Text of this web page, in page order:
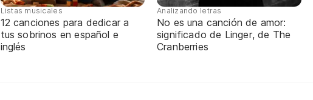
Listas musicales
12 canciones para dedicar a
tus sobrinos en español e
inglés
Analizando letras
No es una canción de amor:
significado de Linger, de The
Cranberries